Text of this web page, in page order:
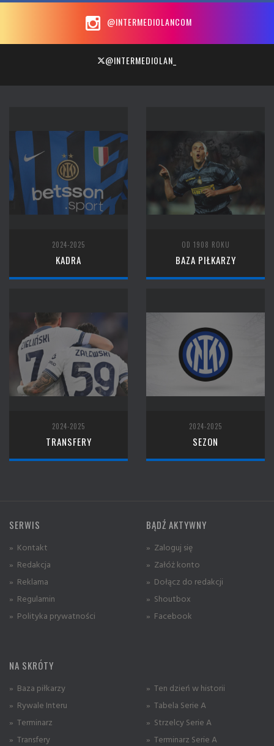
@INTERMEDIOLANCOM
@INTERMEDIOLAN_
2024-2025
KADRA
OD 1908 ROKU
BAZA PIŁKARZY
2024-2025
TRANSFERY
2024-2025
SEZON
SERWIS
» Kontakt
» Redakcja
» Reklama
» Regulamin
» Polityka prywatności
BĄDŹ AKTYWNY
» Zaloguj się
» Załóż konto
» Dołącz do redakcji
» Shoutbox
» Facebook
NA SKRÓTY
» Baza piłkarzy
» Rywale Interu
» Terminarz
» Transfery
» Ten dzień w historii
» Tabela Serie A
» Strzelcy Serie A
» Terminarz Serie A